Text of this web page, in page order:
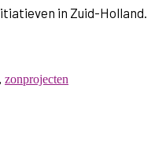
in Zuid-Holland.
, zonprojecten